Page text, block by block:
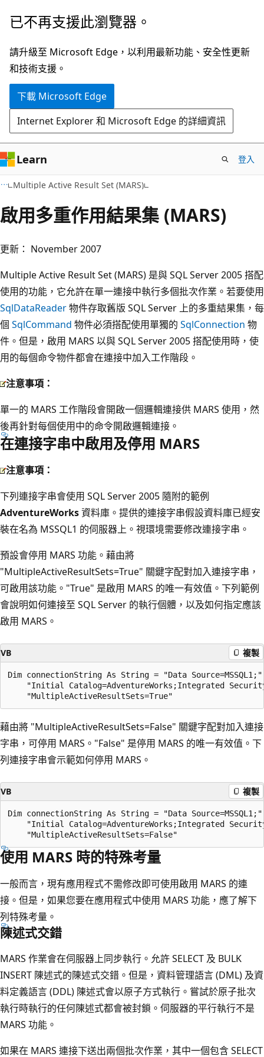
跳
主
要
內
已不再支援此瀏覽器。
請升級至 Microsoft Edge，以利用最新功能、安全性更新
和技術支援。
下載 Microsoft Edge
Internet Explorer 和 Microsoft Edge 的詳細資訊
Learn 登入
Multiple Active Result Set (MARS)
啟用多重作用結果集 (MARS)
更新： November 2007
Multiple Active Result Set (MARS) 是與 SQL Server 2005 搭配
使用的功能，它允許在單一連接中執行多個批次作業。若要使用
SqlDataReader物件存取舊版 SQL Server 上的多重結果集，每
個 SqlCommand 物件必須搭配使用單獨的 SqlConnection 物
件。但是，啟用 MARS 以與 SQL Server 2005 搭配使用時，使
用的每個命令物件都會在連接中加入工作階段。
注意事項：
單一的 MARS 工作階段會開啟一個邏輯連接供 MARS 使用，然
後再針對每個使用中的命令開啟邏輯連接。
在連接字串中啟用及停用 MARS
注意事項：
下列連接字串會使用 SQL Server 2005 隨附的範例
AdventureWorks資料庫。提供的連接字串假設資料庫已經安
裝在名為 MSSQL1 的伺服器上。視環境需要修改連接字串。
預設會停用 MARS 功能。藉由將
"MultipleActiveResultSets=True" 關鍵字配對加入連接字串，
可啟用該功能。"True" 是啟用 MARS 的唯一有效值。下列範例
會說明如何連接至 SQL Server 的執行個體，以及如何指定應該
啟用 MARS。
VB 複製
Dim connectionString As String = "Data
"Initial Catalog=AdventureWorks;Integrated
藉由將 "MultipleActiveResultSets=False" 關鍵字配對加入連接
字串，可停用 MARS。"False" 是停用 MARS 的唯一有效值。下
列連接字串會示範如何停用 MARS。
VB 複製
Dim connectionString As String = "Data
"Initial Catalog=AdventureWorks;Integrated
使用 MARS 時的特殊考量
一般而言，現有應用程式不需修改即可使用啟用 MARS 的連
接。但是，如果您要在應用程式中使用 MARS 功能，應了解下
列特殊考量。
陳述式交錯
MARS 作業會在伺服器上同步執行。允許 SELECT 及 BULK
INSERT 陳述式的陳述式交錯。但是，資料管理語言 (DML) 及資
料定義語言 (DDL) 陳述式會以原子方式執行。嘗試於原子批次
執行時執行的任何陳述式都會被封鎖。伺服器的平行執行不是
MARS 功能。
如果在 MARS 連接下送出兩個批次作業，其中一個包含 SELECT